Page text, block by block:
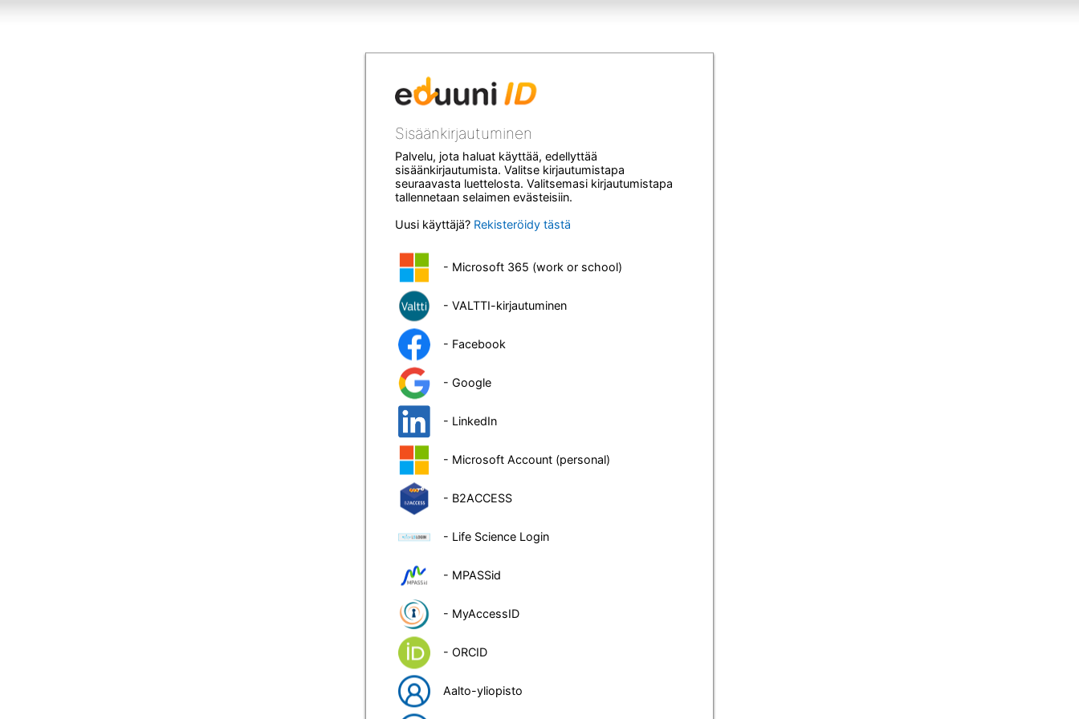
Sisäänkirjautuminen
Palvelu, jota haluat käyttää, edellyttää
sisäänkirjautumista. Valitse kirjautumistapa
seuraavasta luettelosta. Valitsemasi kirjautumistapa
tallennetaan selaimen evästeisiin.
Uusi käyttäjä? Rekisteröidy tästä
- Microsoft 365 (work or school)
- VALTTI-kirjautuminen
- Facebook
- Google
- LinkedIn
- Microsoft Account (personal)
- B2ACCESS
- Life Science Login
- MPASSid
- MyAccessID
- ORCID
Aalto-yliopisto